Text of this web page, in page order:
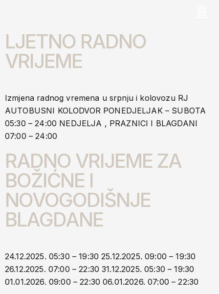
LJETNO RADNO
VRIJEME
Izmjena radnog vremena u srpnju i kolovozu RJ
AUTOBUSNI KOLODVOR PONEDJELJAK – SUBOTA
05:30 – 24:00 NEDJELJA , PRAZNICI I BLAGDANI
07:00 – 24:00
RADNO VRIJEME ZA
BOŽIĆNE I
NOVOGODIŠNJE
BLAGDANE
24.12.2025. 05:30 – 19:30 25.12.2025. 09:00 – 19:30
26.12.2025. 07:00 – 22:30 31.12.2025. 05:30 – 19:30
01.01.2026. 09:00 – 22:30 06.01.2026. 07:00 – 22:30